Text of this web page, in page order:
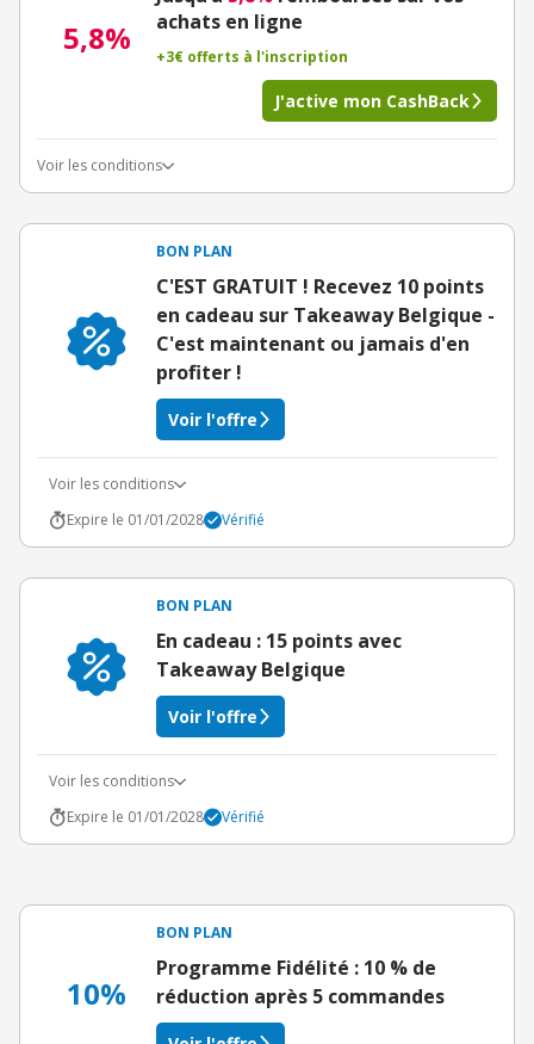
5,8%
achats en ligne
+3€ offerts à l'inscription
J'active mon CashBack
Voir les conditions
BON PLAN
C'EST GRATUIT ! Recevez 10 points
en cadeau sur Takeaway Belgique -
C'est maintenant ou jamais d'en
profiter !
Voir l'offre
Voir les conditions
Expire le 01/01/2028
Vérifié
BON PLAN
En cadeau : 15 points avec
Takeaway Belgique
Voir l'offre
Voir les conditions
Expire le 01/01/2028
Vérifié
10%
BON PLAN
Programme Fidélité : 10 % de
réduction après 5 commandes